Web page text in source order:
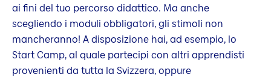
ai fini del tuo percorso didattico. Ma anche
scegliendo i moduli obbligatori, gli stimoli non
mancheranno! A disposizione hai, ad esempio, lo
Start Camp, al quale partecipi con altri apprendisti
provenienti da tutta la Svizzera, oppure